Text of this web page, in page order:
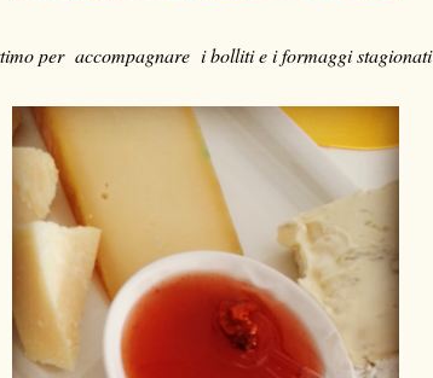
per accompagnare i bolliti e i formaggi stagionati